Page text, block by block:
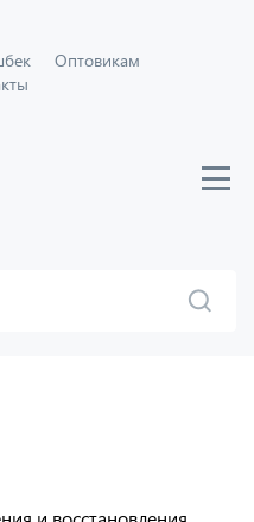
Оптовикам